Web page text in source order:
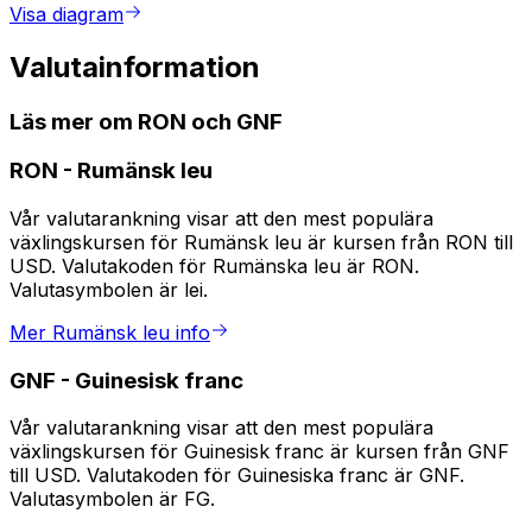
Visa diagram
Valutainformation
Läs mer om RON och GNF
RON - Rumänsk leu
Vår valutarankning visar att den mest populära
växlingskursen för Rumänsk leu är kursen från RON till
USD. Valutakoden för Rumänska leu är RON.
Valutasymbolen är lei.
Mer Rumänsk leu info
GNF - Guinesisk franc
Vår valutarankning visar att den mest populära
växlingskursen för Guinesisk franc är kursen från GNF
till USD. Valutakoden för Guinesiska franc är GNF.
Valutasymbolen är FG.